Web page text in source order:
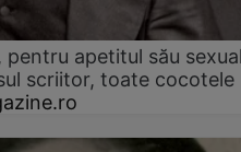
apetitul său
scriitor, toate cocotele